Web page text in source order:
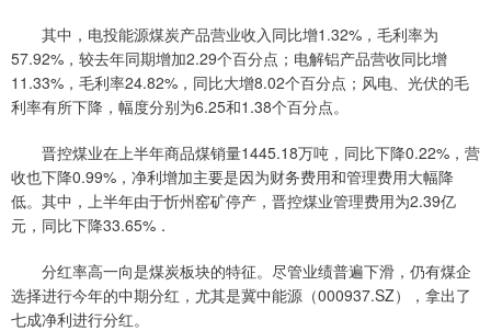
其中，电投能源煤炭产品营业收入同比增1.32%，毛利率为
57.92%，较去年同期增加2.29个百分点；电解铝产品营收同比增
11.33%，毛利率24.82%，同比大增8.02个百分点；风电、光伏的毛
利率有所下降，幅度分别为6.25和1.38个百分点。
晋控煤业在上半年商品煤销量1445.18万吨，同比下降0.22%，营
收也下降0.99%，净利增加主要是因为财务费用和管理费用大幅降
低。其中，上半年由于忻州窑矿停产，晋控煤业管理费用为2.39亿
元，同比下降33.65%．
分红率高一向是煤炭板块的特征。尽管业绩普遍下滑，仍有煤企
选择进行今年的中期分红，尤其是冀中能源（000937.SZ），拿出了
七成净利进行分红。